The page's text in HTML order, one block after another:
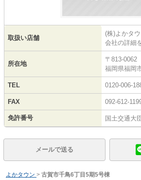
取扱い店舗
(株)よかタ
会社の詳細
所在地
〒813-0062
福岡県福岡
TEL 0120-006-
FAX 092-612-
免許番号 国土交通大
メールで送る
よかタウン > 古賀市千鳥6丁目5期5号棟